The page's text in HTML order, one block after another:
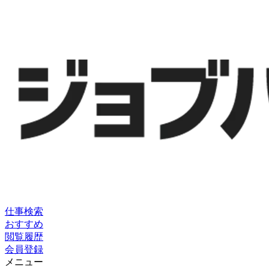
仕事検索
おすすめ
閲覧履歴
会員登録
メニュー